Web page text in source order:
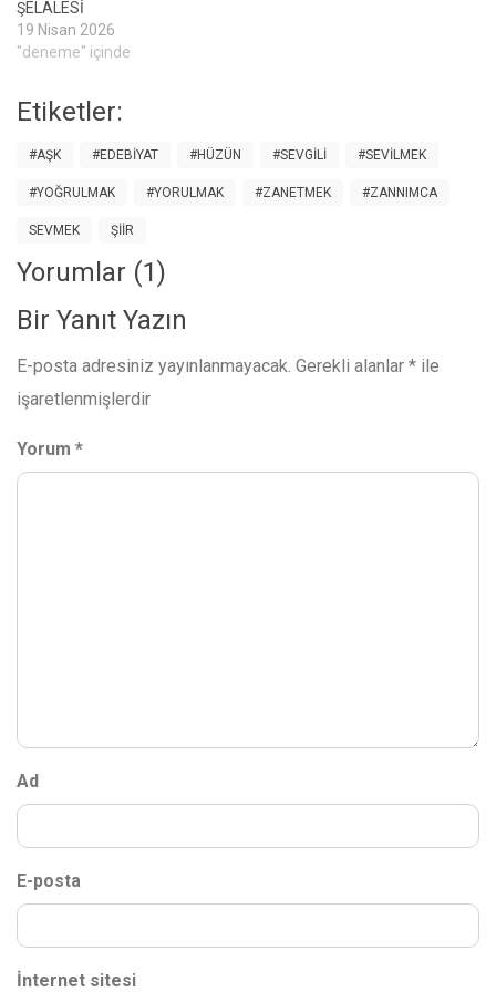
ŞELALESİ
19 Nisan 2026
"deneme" içinde
Etiketler:
#AŞK #EDEBIYAT #HÜZÜN #SEVGILI #SEVILMEK
#YOĞRULMAK #YORULMAK #ZANETMEK #ZANNIMCA
SEVMEK ŞIIR
Yorumlar (1)
Bir Yanıt Yazın
E-posta adresiniz yayınlanmayacak. Gerekli alanlar * ile
işaretlenmişlerdir
Yorum *
Ad
E-posta
İnternet sitesi